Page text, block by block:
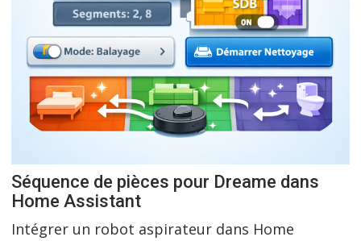
Séquence de pièces pour Dreame dans
Home Assistant
Intégrer un robot aspirateur dans Home